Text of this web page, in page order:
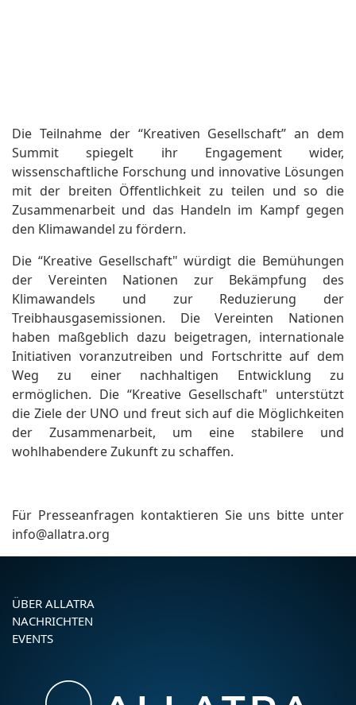
Die Teilnahme der “Kreativen Gesellschaft” an dem
Summit spiegelt ihr Engagement wider,
wissenschaftliche Forschung und innovative Lösungen
mit der breiten Öffentlichkeit zu teilen und so die
Zusammenarbeit und das Handeln im Kampf gegen
den Klimawandel zu fördern.
Die “Kreative Gesellschaft" würdigt die Bemühungen
der Vereinten Nationen zur Bekämpfung des
Klimawandels und zur Reduzierung der
Treibhausgasemissionen. Die Vereinten Nationen
haben maßgeblich dazu beigetragen, internationale
Initiativen voranzutreiben und Fortschritte auf dem
Weg zu einer nachhaltigen Entwicklung zu
ermöglichen. Die “Kreative Gesellschaft" unterstützt
die Ziele der UNO und freut sich auf die Möglichkeiten
der Zusammenarbeit, um eine stabilere und
wohlhabendere Zukunft zu schaffen.
Für Presseanfragen kontaktieren Sie uns bitte unter
info@allatra.org
ÜBER ALLATRA
NACHRICHTEN
EVENTS